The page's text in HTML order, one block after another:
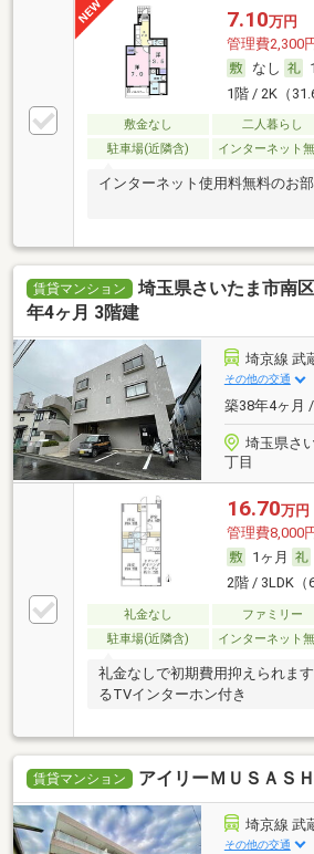
7.10万円
管理費2,300
なし
1階 / 2K（
敷金なし 二人暮らし
駐車場(近隣含)
インターネット
インターネット使用料無料のお部
賃貸マンション
埼玉県さいたま市南
年4ヶ月 3階建
埼京線 武
その他の交通
築38年4ヶ月
埼玉県さ
丁目
16.70万円
管理費8,000
1ヶ月
2階 / 3LDK（
礼金なし ファミリー
駐車場(近隣含)
インターネット
礼金なしで初期費用抑えられま
るTVインターホン付き
賃貸マンション アイリーＭＵＳＡＳ
埼京線 武
その他の交通